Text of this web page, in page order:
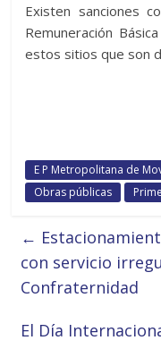
Existen sanciones
Remuneración
estos sitios que son
E P Metropolitana de
Obras públicas
←
con servicio
Confraternidad
El Día